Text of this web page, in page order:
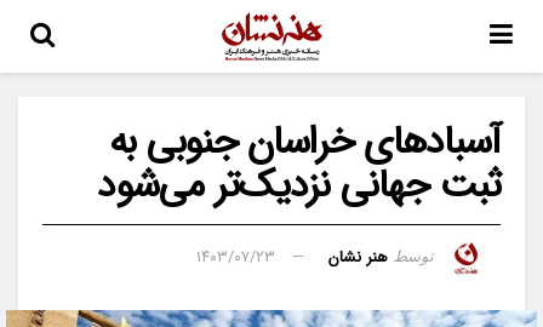
آسبادهای خراسان جنوبی به
ثبت جهانی نزدیک‌تر می‌شود
توسط هنر نشان ۱۴۰۳/۰۷/۲۳